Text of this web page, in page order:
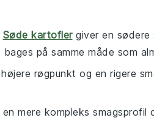
Søde kartoflergiver en sødere
på samme måde som
røgpunkt og en rigere
mere kompleks